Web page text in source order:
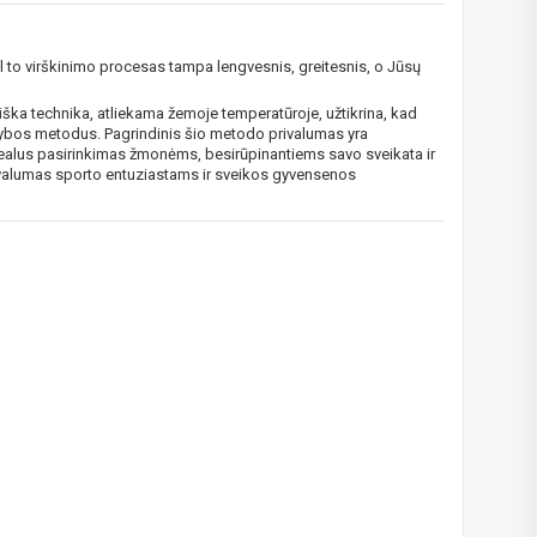
virškinimo procesas tampa lengvesnis, greitesnis, o Jūsų
technika, atliekama žemoje temperatūroje, užtikrina, kad
metodus. Pagrindinis šio metodo privalumas yra
pasirinkimas žmonėms, besirūpinantiems savo sveikata ir
sporto entuziastams ir sveikos gyvensenos